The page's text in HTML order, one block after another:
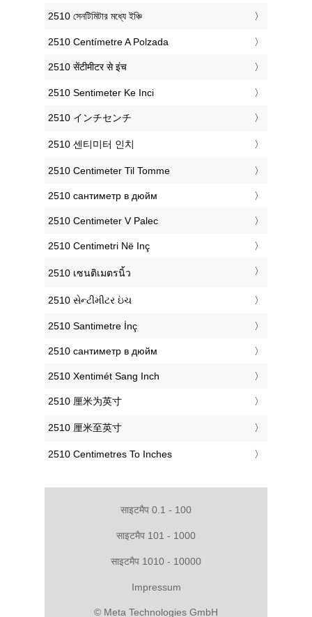
‎2510 সেনটিমিটার মধ্যে ইঞ্চি
‎2510 Centímetre A Polzada
‎2510 सेंटीमीटर से इंच
‎2510 Sentimeter Ke Inci
‎2510 インチセンチ
‎2510 센티미터 인치
‎2510 Centimeter Til Tomme
‎2510 сантиметр в дюйм
‎2510 Centimeter V Palec
‎2510 Centimetri Në Inç
‎2510 เซนติเมตรนิ้ว
‎2510 સેન્ટીમીટર ઇંચ
‎2510 Santimetre İnç
‎2510 сантиметр в дюйм
‎2510 Xentimét Sang Inch
‎2510 厘米为英寸
‎2510 厘米至英寸
‎2510 Centimetres To Inches
साइटमैप 0.1 - 100
साइटमैप 101 - 1000
साइटमैप 1010 - 10000
Impressum
© Meta Technologies GmbH